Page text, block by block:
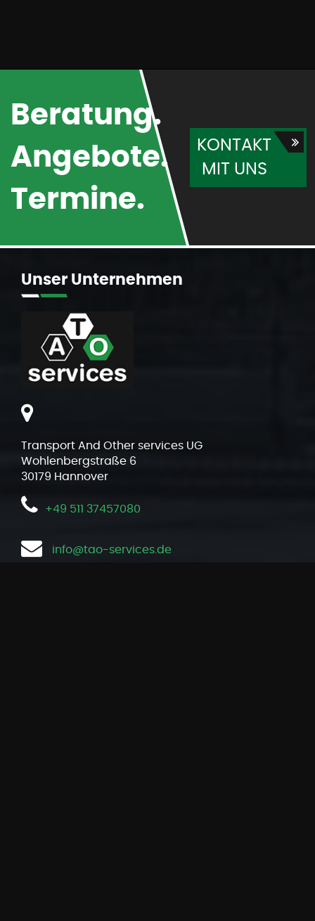
Beratung.
Angebote.
Termine.
KONTAKT
MIT UNS
Unser Unternehmen
Transport And Other services UG
Wohlenbergstraße 6
30179 Hannover
+49 511 37457080
info@tao-services.de